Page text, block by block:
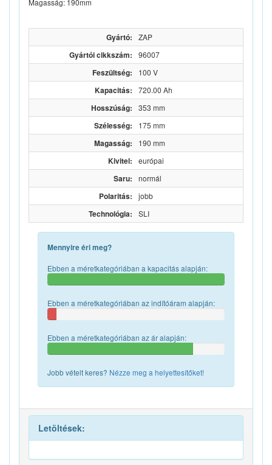
Magasság: 190mm
Gyártó: ZAP
Gyártói cikkszám: 96007
Feszültség: 100 V
Kapacitás: 720.00 Ah
Hosszúság: 353 mm
Szélesség: 175 mm
Magasság: 190 mm
Kivitel: európai
Saru: normál
Polaritás: jobb
Technológia: SLI
Mennyire éri meg?
Ebben a méretkategóriában a kapacitás alapján:
Ebben a méretkategóriában az indítóáram alapján:
Ebben a méretkategóriában az ár alapján:
Jobb vételt keres? Nézze meg a helyettesítőket!
Letöltések: